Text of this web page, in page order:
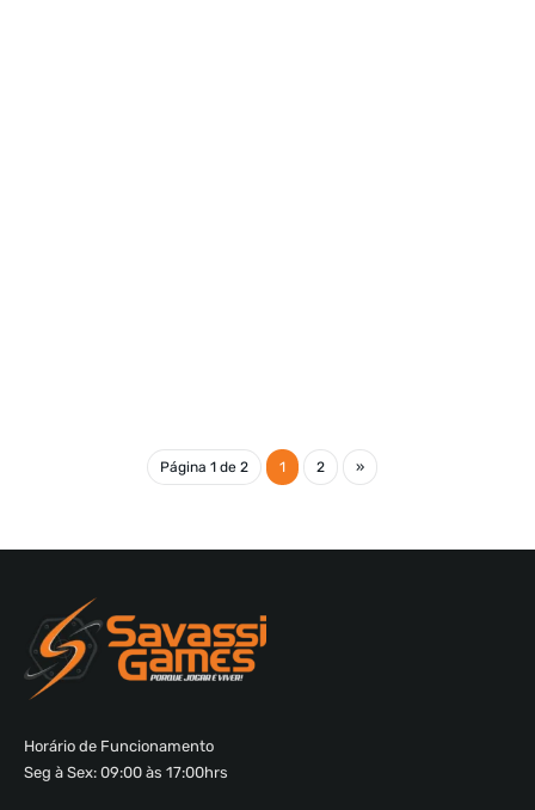
Página 1 de 2 1 2 »
Horário de Funcionamento
Seg à Sex: 09:00 às 17:00hrs